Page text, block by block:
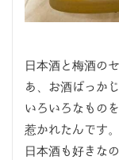
日本酒と梅酒の
あ、お酒ばっか
いろいろなもの
惹かれたんです
日本酒も好きな